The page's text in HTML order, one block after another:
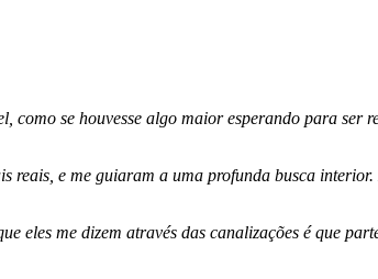
se houvesse algo maior esperando para ser
reais, e me guiaram a uma profunda busca
eles me dizem através das canalizações é que